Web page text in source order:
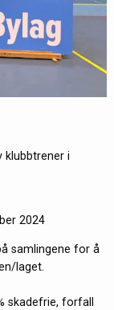
klubbtrener i
2024
samlingene for å
laget.
skadefrie, forfall